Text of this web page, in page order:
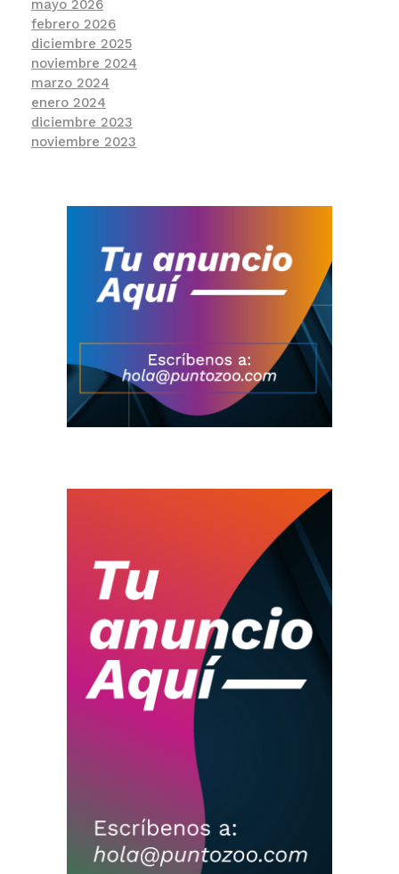
mayo 2026
febrero 2026
diciembre 2025
noviembre 2024
marzo 2024
enero 2024
diciembre 2023
noviembre 2023